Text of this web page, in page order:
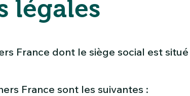
légales
France dont le siège social est situé
France sont les suivantes :